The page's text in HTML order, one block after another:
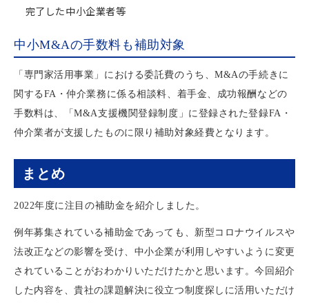
完了した中小企業者等
中小M&Aの手数料も補助対象
「専門家活用事業」における委託費のうち、M&Aの手続きに
関するFA・仲介業務に係る相談料、着手金、成功報酬などの
手数料は、「M&A支援機関登録制度」に登録された登録FA・
仲介業者が支援したものに限り補助対象経費となります。
まとめ
2022年度に注目の補助金を紹介しました。
例年募集されている補助金であっても、新型コロナウイルスや
法改正などの影響を受け、中小企業が利用しやすいように変更
されていることがおわかりいただけたかと思います。今回紹介
した内容を、貴社の課題解決に役立つ制度探しに活用いただけ